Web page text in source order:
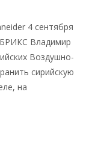
4 сентября
Владимир
Воздушно-
сирийскую
на